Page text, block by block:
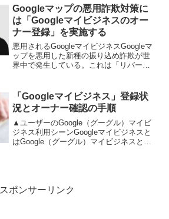
新AI、Google Geminiを使えば、たった一
枚の写真...
Googleマップの悪用詐欺対策に
は「Googleマイビジネスのオー
ナー登録」を実施する
悪用されるGoogleマイビジネスGoogleマ
ップを悪用した新種の振り込め詐欺が世
界中で発生している。これは「リバース
とつである「情報の修正を提...
「Googleマイビジネス」登録状
況とオーナー確認の手順
▲ユーザーのGoogle（グーグル）マイビ
ジネス利用シーンGoogleマイビジネスと
はGoogle（グーグル）マイビジネスと
スポンサーリンク